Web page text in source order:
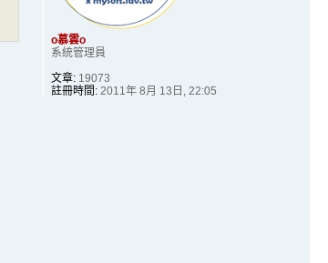
o慕雲o
系統管理員
文章:19073
註冊時間:2011年 8月 13日, 22:05